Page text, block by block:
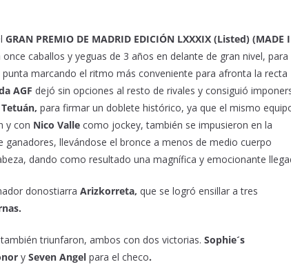
GRAN PREMIO DE MADRID EDICIÓN LXXXIX (Listed) (MADE
caballos y yeguas de 3 años en delante de gran nivel, para
punta marcando el ritmo más conveniente para afronta la recta
AGF dejó sin opciones al resto de rivales y consiguió
Tetuán, para firmar un doblete histórico, ya que el mismo
y con Nico Valle como jockey, también se impusieron en la
ganadores, llevándose el bronce a menos de medio cuerpo
dando como resultado una magnífica y emocionante
donostiarra Arizkorreta, que se logró ensillar a tres
también triunfaron, ambos con dos victorias. Sophie´s
y Seven Angel para el checo.